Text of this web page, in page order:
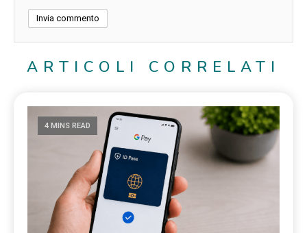
ARTICOLI CORRELATI
4 MINS READ